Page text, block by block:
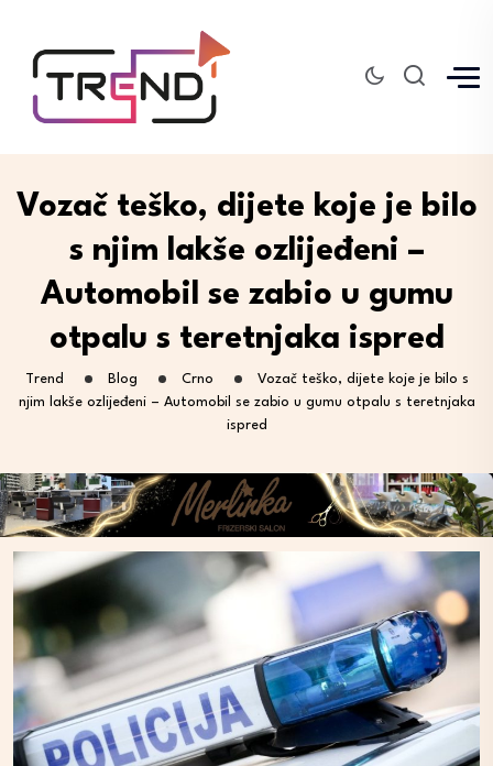
Vozač teško, dijete koje je bilo
s njim lakše ozlijeđeni –
Automobil se zabio u gumu
otpalu s teretnjaka ispred
Trend Blog Crno
Vozač teško, dijete koje je bilo s
njim lakše ozlijeđeni – Automobil se zabio u gumu otpalu s teretnjaka
ispred